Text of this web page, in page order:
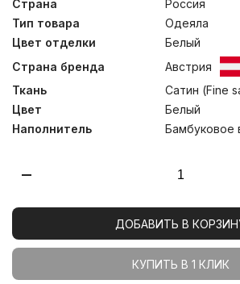
Страна
Россия
Тип товара
Одеяла
Цвет отделки
Белый
Страна бренда
Австрия
Ткань
Сатин (Fine
Цвет
Белый
Наполнитель
Бамбуковое
ДОБАВИТЬ В
КУПИТЬ В 1 КЛИК